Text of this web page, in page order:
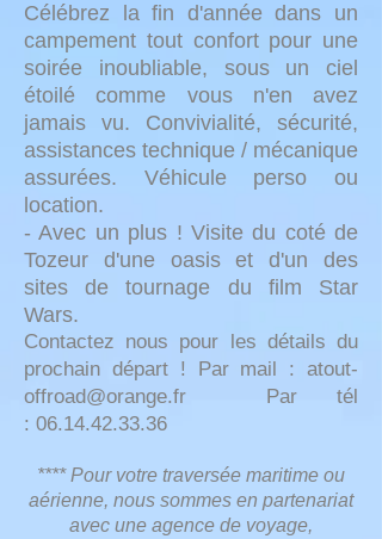
Célébrez la fin d'année dans un
campement tout confort pour une
soirée inoubliable, sous un ciel
étoilé comme vous n'en avez
jamais vu. Convivialité, sécurité,
assistances technique / mécanique
assurées. Véhicule perso ou
location.
- Avec un plus ! Visite du coté de
Tozeur d'une oasis et d'un des
sites de tournage du film Star
Wars.
Contactez nous pour les détails du
prochain départ ! Par mail : atout-
offroad@orange.fr Par tél
: 06.14.42.33.36
**** Pour votre traversée maritime ou
aérienne, nous sommes en partenariat
avec une agence de voyage,